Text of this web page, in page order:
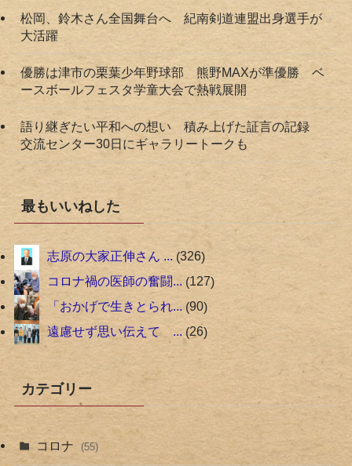
松岡、鈴木さん全国舞台へ 紀南剣道連盟出身選手が
大活躍
優勝は津市の栗葉少年野球部 熊野MAXが準優勝 ベ
ースボールフェスタ学童大会で熱戦展開
語り継ぎたい平和への想い 積み上げた証言の記録
交流センター30日にギャラリートークも
最もいいねした
志原の大家正伸さん ... 326
コロナ禍の医師の奮闘... 127
「おかげで生きとられ... 90
遠慮せず思い伝えて ... 26
カテゴリー
コロナ (55)